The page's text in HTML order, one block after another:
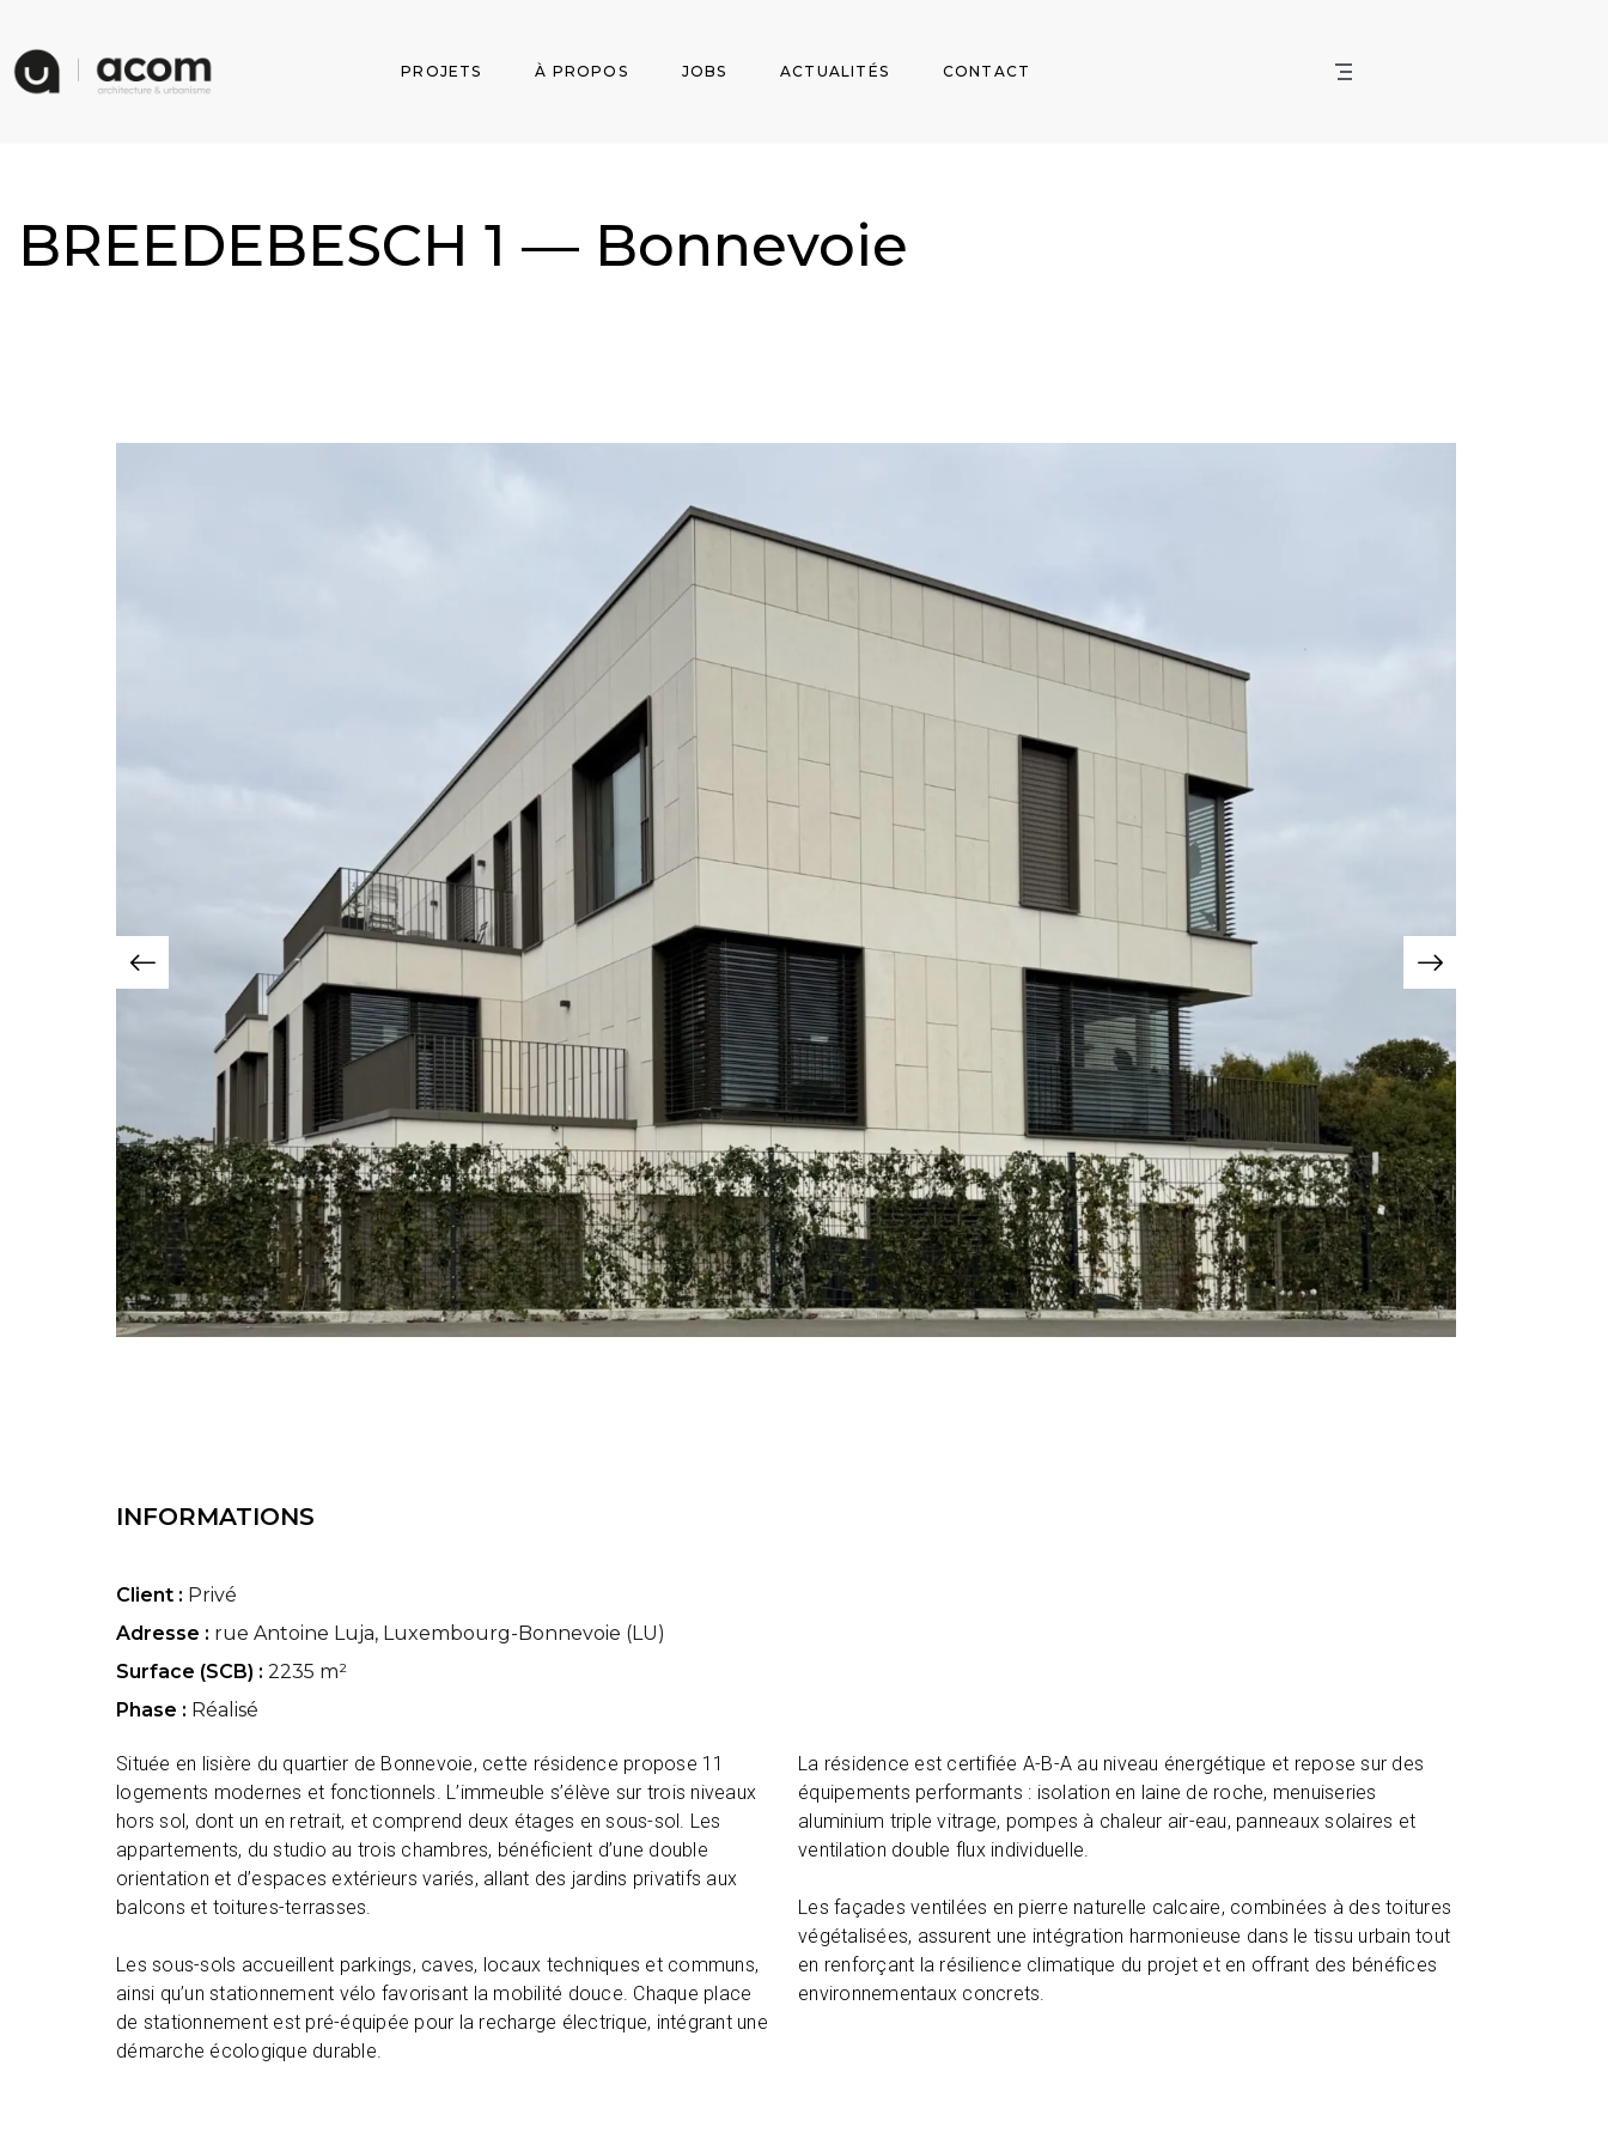
PROJETS À PROPOS JOBS ACTUALITÉS CONTACT
BREEDEBESCH 1 — Bonnevoie
INFORMATIONS
Client : Privé
Adresse : rue Antoine Luja, Luxembourg-Bonnevoie (LU)
Surface (SCB) : 2235 m²
Phase : Réalisé
Située en lisière du quartier de Bonnevoie, cette résidence propose 11
logements modernes et fonctionnels. L’immeuble s’élève sur trois niveaux
hors sol, dont un en retrait, et comprend deux étages en sous-sol. Les
appartements, du studio au trois chambres, bénéficient d’une double
orientation et d’espaces extérieurs variés, allant des jardins privatifs aux
balcons et toitures-terrasses.
Les sous-sols accueillent parkings, caves, locaux techniques et communs,
ainsi qu’un stationnement vélo favorisant la mobilité douce. Chaque place
de stationnement est pré-équipée pour la recharge électrique, intégrant une
démarche écologique durable.
La résidence est certifiée A-B-A au niveau énergétique et repose sur des
équipements performants : isolation en laine de roche, menuiseries
aluminium triple vitrage, pompes à chaleur air-eau, panneaux solaires et
ventilation double flux individuelle.
Les façades ventilées en pierre naturelle calcaire, combinées à des toitures
végétalisées, assurent une intégration harmonieuse dans le tissu urbain tout
en renforçant la résilience climatique du projet et en offrant des bénéfices
environnementaux concrets.